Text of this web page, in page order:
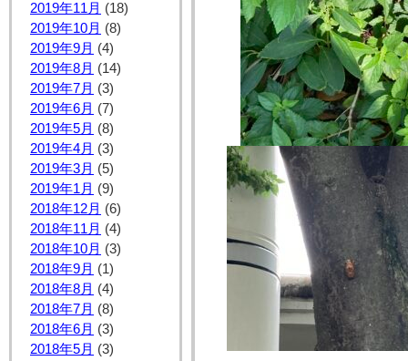
2019年11月 (18)
2019年10月 (8)
2019年9月 (4)
2019年8月 (14)
2019年7月 (3)
2019年6月 (7)
2019年5月 (8)
2019年4月 (3)
2019年3月 (5)
2019年1月 (9)
2018年12月 (6)
2018年11月 (4)
2018年10月 (3)
2018年9月 (1)
2018年8月 (4)
2018年7月 (8)
2018年6月 (3)
2018年5月 (3)